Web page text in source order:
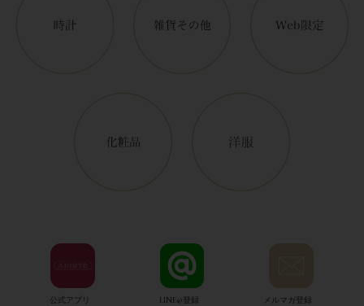
公式アプリ LINE@登録 メルマガ登録